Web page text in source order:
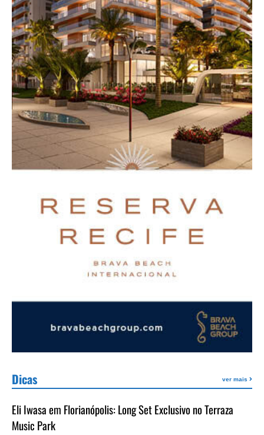
Dicas ver mais
Eli Iwasa em Florianópolis: Long Set Exclusivo no Terraza
Music Park